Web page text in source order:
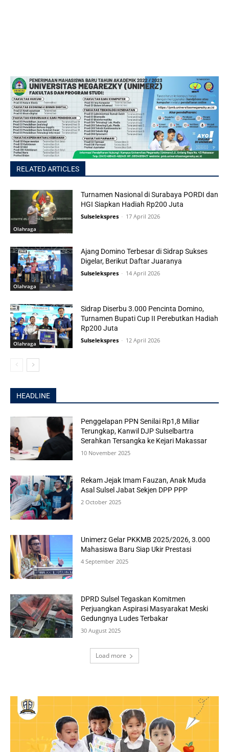
RELATED ARTICLES
Olahraga
Turnamen Nasional di Surabaya PORDI dan
HGI Siapkan Hadiah Rp200 Juta
Sulselekspres - 17 April 2026
Olahraga
Ajang Domino Terbesar di Sidrap Sukses
Digelar, Berikut Daftar Juaranya
Sulselekspres - 14 April 2026
Olahraga
Sidrap Diserbu 3.000 Pencinta Domino,
Turnamen Bupati Cup II Perebutkan Hadiah
Rp200 Juta
Sulselekspres - 12 April 2026
HEADLINE
Penggelapan PPN Senilai Rp1,8 Miliar
Terungkap, Kanwil DJP Sulselbartra
Serahkan Tersangka ke Kejari Makassar
10 November 2025
Rekam Jejak Imam Fauzan, Anak Muda
Asal Sulsel Jabat Sekjen DPP PPP
2 October 2025
Unimerz Gelar PKKMB 2025/2026, 3.000
Mahasiswa Baru Siap Ukir Prestasi
4 September 2025
DPRD Sulsel Tegaskan Komitmen
Perjuangkan Aspirasi Masyarakat Meski
Gedungnya Ludes Terbakar
30 August 2025
Load more